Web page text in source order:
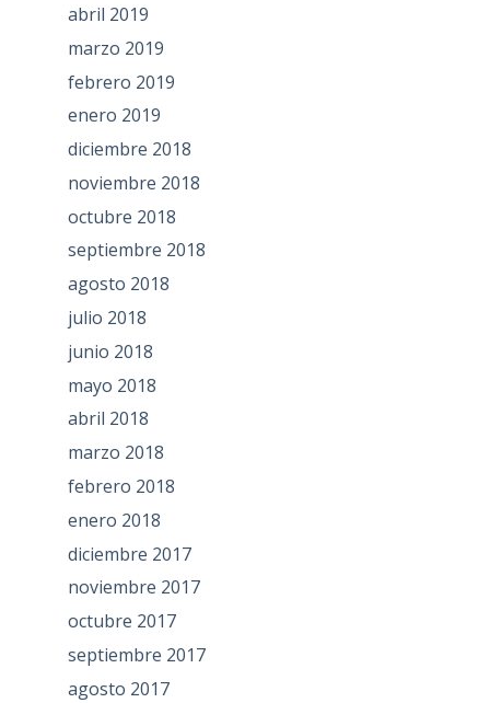
abril 2019
marzo 2019
febrero 2019
enero 2019
diciembre 2018
noviembre 2018
octubre 2018
septiembre 2018
agosto 2018
julio 2018
junio 2018
mayo 2018
abril 2018
marzo 2018
febrero 2018
enero 2018
diciembre 2017
noviembre 2017
octubre 2017
septiembre 2017
agosto 2017